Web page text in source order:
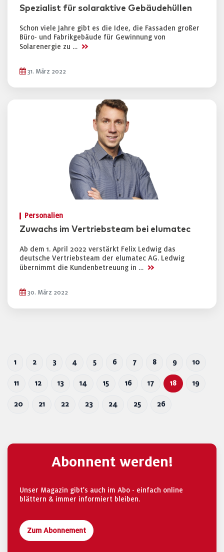
Spezialist für solaraktive Gebäudehüllen
Schon viele Jahre gibt es die Idee, die Fassaden großer
Büro- und Fabrikgebäude für Gewinnung von
Solarenergie zu … >>
31. März 2022
Personalien
Zuwachs im Vertriebsteam bei elumatec
Ab dem 1. April 2022 verstärkt Felix Ledwig das
deutsche Vertriebsteam der elumatec AG. Ledwig
übernimmt die Kundenbetreuung in … >>
30. März 2022
1 2 3 4 5 6 7 8 9 10
11 12 13 14 15 16 17 18 19
20 21 22 23 24 25 26
Abonnent werden!
Unser Magazin gibt's auch im Abo - einfach online
blättern & immer informiert bleiben.
Zum Abonnement